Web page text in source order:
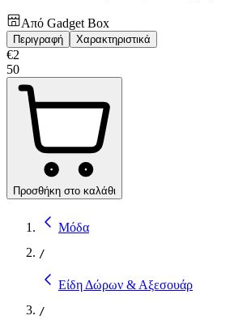
Από Gadget Box
Περιγραφή Χαρακτηριστικά
€2
50
Προσθήκη στο καλάθι
Μόδα
/
Είδη Δώρων & Αξεσουάρ
/